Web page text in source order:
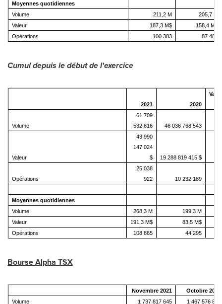
Moyennes quotidiennes
Volume
211,2 M
205,7 M
Valeur
187,3 M$
158,4 M$
Opérations
100 383 87 484
Cumul depuis le début de l'exercice
2021 2020
Volume
61 709
532 616
46 036 768 543
Valeur
43 990
147 024
$
19 288 819 415 $
Opérations
25 038
922
10 232 189
Moyennes quotidiennes
Volume
268,3 M 199,3 M
Valeur
191,3 M$ 83,5 M$
Opérations
108 865 44 295
Bourse Alpha TSX
Novembre 2021
Octobre 2021
Volume
1 737 817 645 1 467 576 833